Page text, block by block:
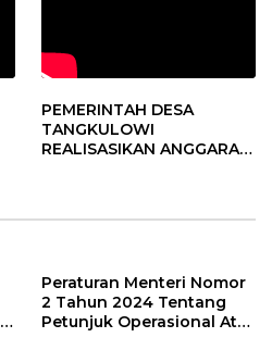
PEMERINTAH DESA
TANGKULOWI
REALISASIKAN ANGGARAN
Peraturan Menteri Nomor
2 Tahun 2024 Tentang
Petunjuk Operasional Atas